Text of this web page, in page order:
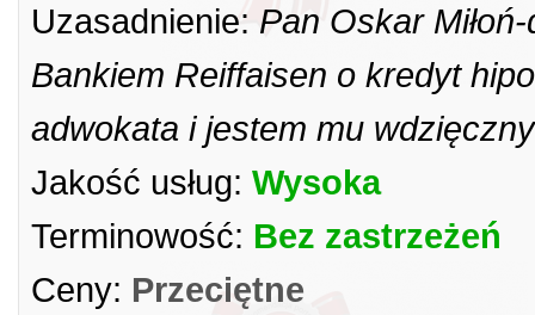
Uzasadnienie: Pan Oskar
Bankiem Reiffaisen o kredyt
adwokata i jestem mu
Jakość usług: Wysoka
Terminowość: Bez zastrzeżeń
Ceny: Przeciętne